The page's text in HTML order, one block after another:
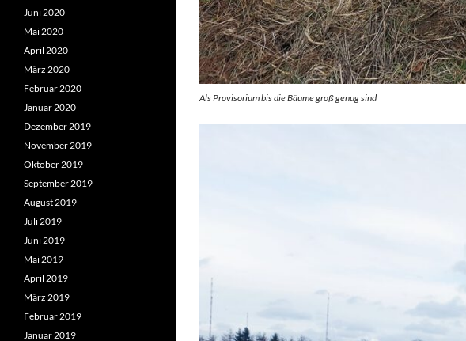
Als Provisorium bis die Bäume groß genug sind
Juni 2020
Mai 2020
April 2020
März 2020
Februar 2020
Januar 2020
Dezember 2019
November 2019
Oktober 2019
September 2019
August 2019
Juli 2019
Juni 2019
Mai 2019
April 2019
März 2019
Februar 2019
Januar 2019